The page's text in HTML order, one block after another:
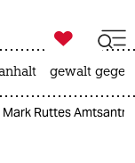

taz zahl ich
gewalt
Mark Ruttes